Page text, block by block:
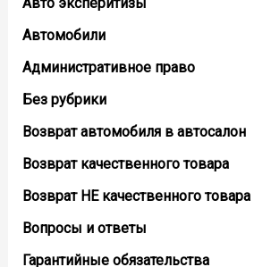
Авто эксперитизы
Автомобили
Административное право
Без рубрики
Возврат автомобиля в автосалон
Возврат кaчественного товара
Возврат НЕ качественного товара
Вопросы и ответы
Гарантийные обязательства